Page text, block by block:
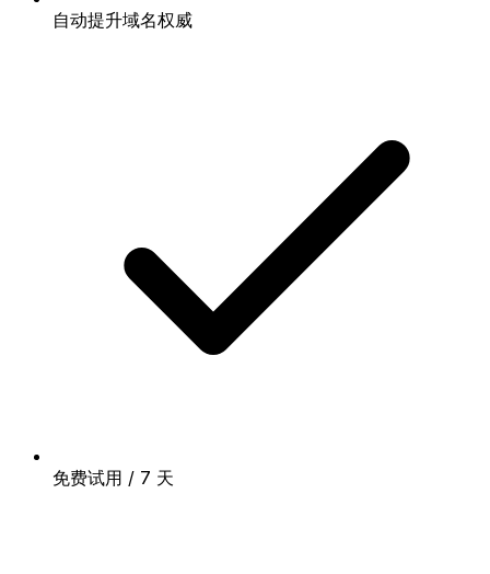
自动提升域名权威
免费试用 / 7 天